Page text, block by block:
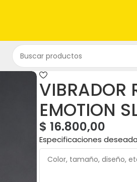
VIBRADOR
EMOTION
$ 16.800,00
Especificaciones